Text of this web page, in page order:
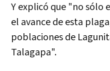
Y explicó que "no sólo
el avance de esta
poblaciones de
Talagapa".